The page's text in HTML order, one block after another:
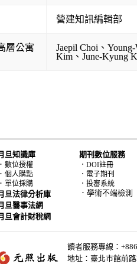
營建知訊編輯部
層公寓
Jaepil Choi 、
Kim 、 June-Kyung
旦知識庫
． 數位授權
． 個人購點
． 單位採購
旦法律分析庫
旦醫事法網
旦會計財稅網
期刊數位服務
．DOI註冊
．電子期刊
．投審系統
．學術不端檢測
讀者服務專線：
地址：臺北市館前